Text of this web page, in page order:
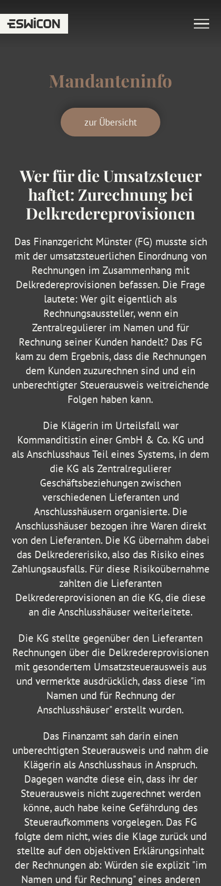
Mandanteninfo
zur Übersicht
Wer für die Umsatzsteuer
haftet: Zurechnung bei
Delkredereprovisionen
Das Finanzgericht Münster (FG) musste sich
mit der umsatzsteuerlichen Einordnung von
Rechnungen im Zusammenhang mit
Delkredereprovisionen befassen. Die Frage
lautete: Wer gilt eigentlich als
Rechnungsaussteller, wenn ein
Zentralregulierer im Namen und für
Rechnung seiner Kunden handelt? Das FG
kam zu dem Ergebnis, dass die Rechnungen
dem Kunden zuzurechnen sind und ein
unberechtigter Steuerausweis weitreichende
Folgen haben kann.
Die Klägerin im Urteilsfall war
Kommanditistin einer GmbH & Co. KG und
als Anschlusshaus Teil eines Systems, in dem
die KG als Zentralregulierer
Geschäftsbeziehungen zwischen
verschiedenen Lieferanten und
Anschlusshäusern organisierte. Die
Anschlusshäuser bezogen ihre Waren direkt
von den Lieferanten. Die KG übernahm dabei
das Delkredererisiko, also das Risiko eines
Zahlungsausfalls. Für diese Risikoübernahme
zahlten die Lieferanten
Delkredereprovisionen an die KG, die diese
an die Anschlusshäuser weiterleitete.
Die KG stellte gegenüber den Lieferanten
Rechnungen über die Delkredereprovisionen
mit gesondertem Umsatzsteuerausweis aus
und vermerkte ausdrücklich, dass diese "im
Namen und für Rechnung der
Anschlusshäuser" erstellt wurden.
Das Finanzamt sah darin einen
unberechtigten Steuerausweis und nahm die
Klägerin als Anschlusshaus in Anspruch.
Dagegen wandte diese ein, dass ihr der
Steuerausweis nicht zugerechnet werden
könne, auch habe keine Gefährdung des
Steueraufkommens vorgelegen. Das FG
folgte dem nicht, wies die Klage zurück und
stellte auf den objektiven Erklärungsinhalt
der Rechnungen ab: Würden sie explizit "im
Namen und für Rechnung" eines anderen